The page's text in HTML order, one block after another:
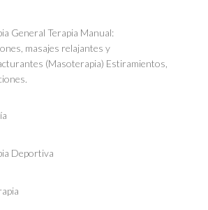
General Terapia Manual:
masajes relajantes y
(Masoterapia) Estiramientos,
Deportiva